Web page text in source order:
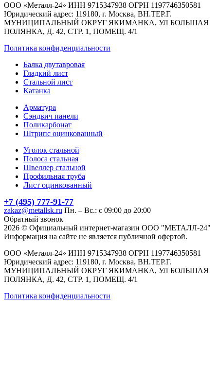
ООО «Металл-24» ИНН 9715347938 ОГРН 1197746350581
Юридический адрес: 119180, г. Москва, ВН.ТЕР.Г.
МУНИЦИПАЛЬНЫЙ ОКРУГ ЯКИМАНКА, УЛ БОЛЬШАЯ
ПОЛЯНКА, Д. 42, СТР. 1, ПОМЕЩ. 4/1
Политика конфиденциальности
Балка двутавровая
Гладкий лист
Стальной лист
Катанка
Арматура
Сэндвич панели
Поликарбонат
Штрипс оцинкованный
Уголок стальной
Полоса стальная
Швеллер стальной
Профильная труба
Лист оцинкованный
+7 (495) 777-91-77
zakaz@metallsk.ru Пн. – Вс.: с 09:00 до 20:00
Обратный звонок
2026 © Официальный интернет-магазин ООО "МЕТАЛЛ-24"
Информация на сайте не является публичной офертой.
ООО «Металл-24» ИНН 9715347938 ОГРН 1197746350581
Юридический адрес: 119180, г. Москва, ВН.ТЕР.Г.
МУНИЦИПАЛЬНЫЙ ОКРУГ ЯКИМАНКА, УЛ БОЛЬШАЯ
ПОЛЯНКА, Д. 42, СТР. 1, ПОМЕЩ. 4/1
Политика конфиденциальности